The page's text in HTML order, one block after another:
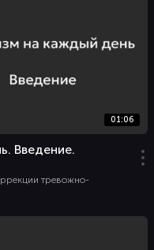
01:06
Введение.
тревожно-